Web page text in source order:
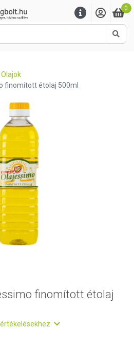
0
Olajok
finomított étolaj 500ml
finomított étolaj